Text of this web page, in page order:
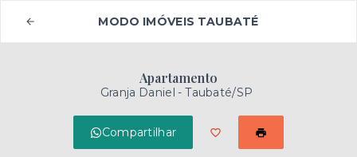
MODO IMÓVEIS TAUBATÉ
Apartamento
Granja Daniel - Taubaté/SP
Compartilhar